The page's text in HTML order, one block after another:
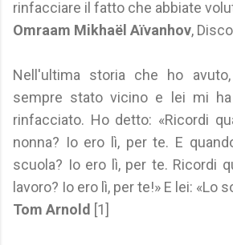
rinfacciare il fatto che abbiate
Omraam Mikhaël Aïvanhov,
Nell'ultima storia che ho
sempre stato vicino e lei mi ha
rinfacciato. Ho detto: «Ricordi
nonna? Io ero lì, per te. E
scuola? Io ero lì, per te. Ricordi
lavoro? Io ero lì, per te!» E lei: «Lo
Tom Arnold [1]